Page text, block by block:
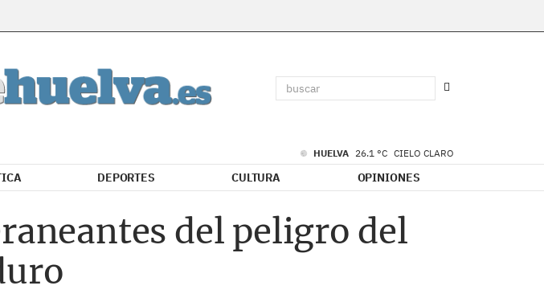
HUELVA 26.1 °C CIELO CLARO
DEPORTES CULTURA OPINIONES
del peligro del